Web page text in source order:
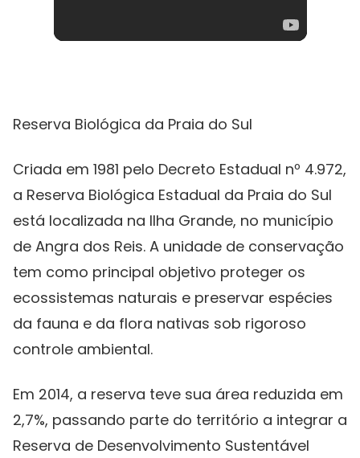
Reserva Biológica da Praia do Sul
Criada em 1981 pelo Decreto Estadual nº 4.972,
a Reserva Biológica Estadual da Praia do Sul
está localizada na Ilha Grande, no município
de Angra dos Reis. A unidade de conservação
tem como principal objetivo proteger os
ecossistemas naturais e preservar espécies
da fauna e da flora nativas sob rigoroso
controle ambiental.
Em 2014, a reserva teve sua área reduzida em
2,7%, passando parte do território a integrar a
Reserva de Desenvolvimento Sustentável